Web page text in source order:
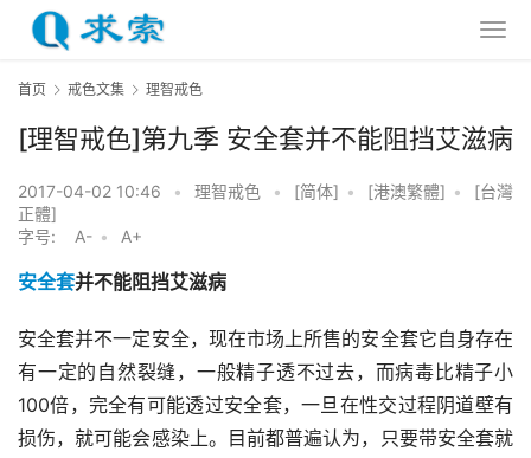
首页 戒色文集 理智戒色
[理智戒色]第九季 安全套并不能阻挡艾滋病
2017-04-02 10:46 • 理智戒色 • [简体] • [港澳繁體] •
[台灣
正體]
字号:
A- • A+
安全套并不能阻挡艾滋病
安全套并不一定安全，现在市场上所售的安全套它自身存在
有一定的自然裂缝，一般精子透不过去，而病毒比精子小
100倍，完全有可能透过安全套，一旦在性交过程阴道壁有
损伤，就可能会感染上。目前都普遍认为，只要带安全套就